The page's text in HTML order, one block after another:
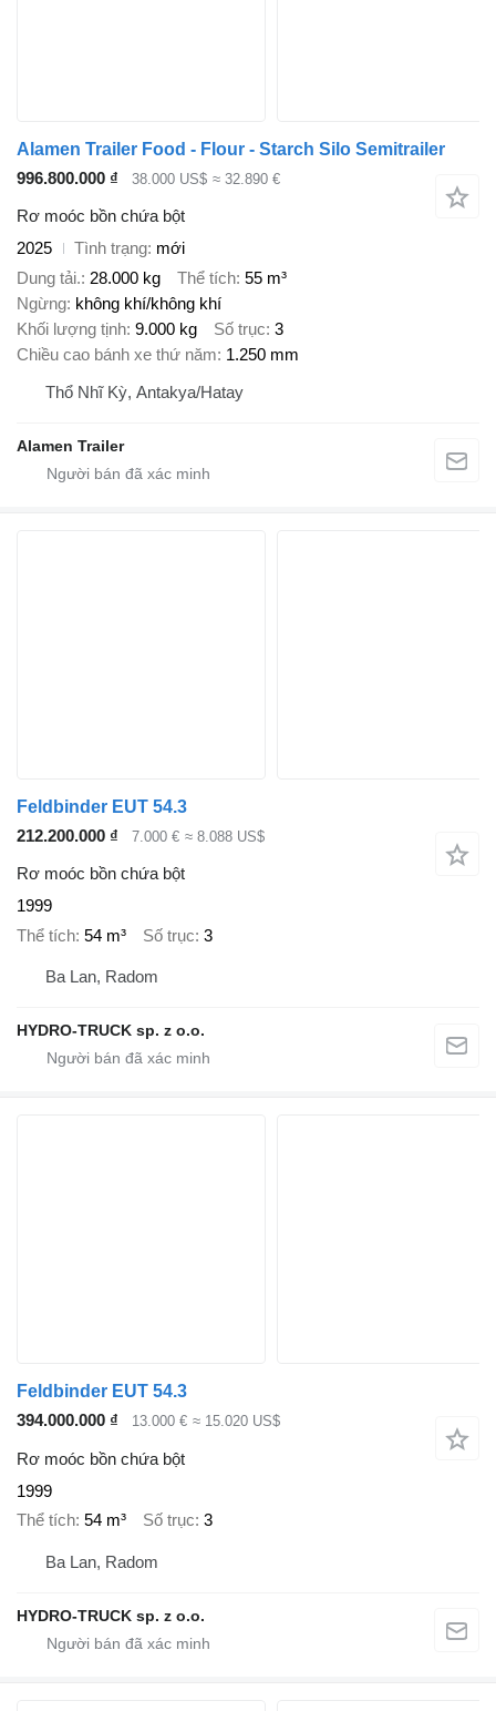
Alamen Trailer Food - Flour - Starch Silo Semitrailer
996.800.000 ₫
38.000 US$ ≈ 32.890 €
Rơ moóc bồn chứa bột
2025
Tình trạng mới
Dung tải. 28.000 kg Thể tích 55 m³
Ngừng không khí/không khí
Khối lượng tịnh 9.000 kg Số trục 3
Chiều cao bánh xe thứ năm 1.250 mm
Thổ Nhĩ Kỳ, Antakya/Hatay
Alamen Trailer
Feldbinder EUT 54.3
212.200.000 ₫
7.000 € ≈ 8.088 US$
Rơ moóc bồn chứa bột
1999
Thể tích 54 m³ Số trục 3
Ba Lan, Radom
HYDRO-TRUCK sp. z o.o.
Feldbinder EUT 54.3
394.000.000 ₫
13.000 € ≈ 15.020 US$
Rơ moóc bồn chứa bột
1999
Thể tích 54 m³ Số trục 3
Ba Lan, Radom
HYDRO-TRUCK sp. z o.o.